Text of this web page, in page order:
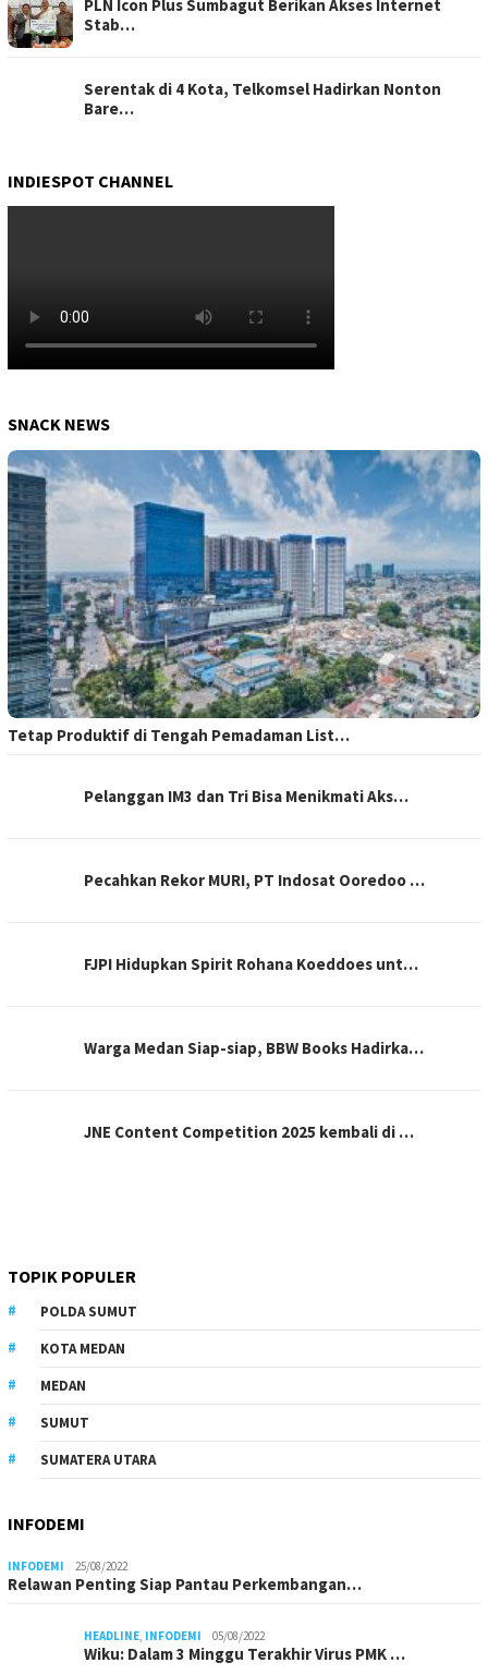
PLN Icon Plus Sumbagut Berikan Akses Internet
Stab…
Serentak di 4 Kota, Telkomsel Hadirkan Nonton
Bare…
INDIESPOT CHANNEL
SNACK NEWS
Tetap Produktif di Tengah Pemadaman List…
Pelanggan IM3 dan Tri Bisa Menikmati Aks…
Pecahkan Rekor MURI, PT Indosat Ooredoo …
FJPI Hidupkan Spirit Rohana Koeddoes unt…
Warga Medan Siap-siap, BBW Books Hadirka…
JNE Content Competition 2025 kembali di …
TOPIK POPULER
POLDA SUMUT
KOTA MEDAN
MEDAN
SUMUT
SUMATERA UTARA
INFODEMI
INFODEMI 25/08/2022
Relawan Penting Siap Pantau Perkembangan…
HEADLINE INFODEMI 05/08/2022
Wiku: Dalam 3 Minggu Terakhir Virus PMK …